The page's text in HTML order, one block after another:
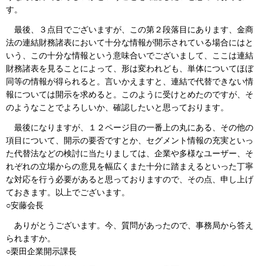
す。
最後、３点目でございますが、この第２段落目にあります、金商
法の連結財務諸表において十分な情報が開示されている場合にはと
いう、この十分な情報という意味合いでございまして、ここは連結
財務諸表を見ることによって、形は変われども、単体についてほぼ
同等の情報が得られると。言いかえますと、連結で代替できない情
報については開示を求めると。このように受けとめたのですが、そ
のようなことでよろしいか、確認したいと思っております。
最後になりますが、１２ページ目の一番上の丸にある、その他の
項目について、開示の要否ですとか、セグメント情報の充実といっ
た代替法などの検討に当たりましては、企業や多様なユーザー、そ
れぞれの立場からの意見を幅広くまた十分に踏まえるといった丁寧
な対応を行う必要があると思っておりますので、その点、申し上げ
ておきます。以上でございます。
○安藤会長
ありがとうございます。今、質問があったので、事務局から答え
られますか。
○栗田企業開示課長